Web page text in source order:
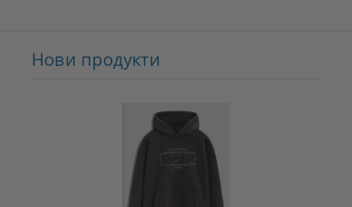
Нови продукти